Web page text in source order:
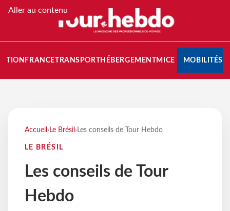
Aller au contenu
FRANCETRANSPORT HÉBERGEMENTMICE MOBILITÉS
Accueil › Le Brésil › Les conseils de Tour Hebdo
LE BRÉSIL
Les conseils de Tour
Hebdo